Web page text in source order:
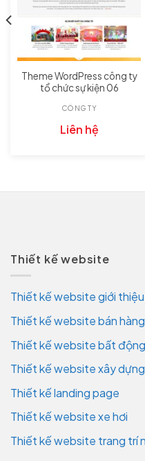
CÔNG TY
Theme WordPress công ty
tổ chức sự kiện 06
Liên hệ
Thiết kế website
Thiết kế website giới
Thiết kế website bán
Thiết kế website bất
Thiết kế website xây dựng
Thiết kế landing page
Thiết kế website xe hơi
Thiết kế website trang trí